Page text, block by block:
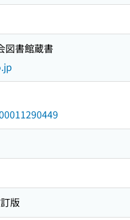
図書館蔵書
版